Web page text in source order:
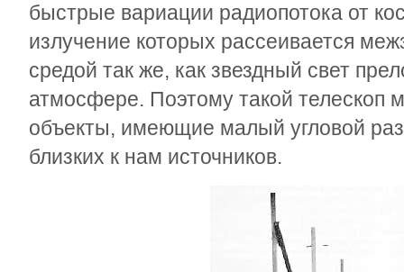
быстрые вариации радиопотока от
излучение которых рассеивается
средой так же, как звездный свет
атмосфере. Поэтому такой телескоп
объекты, имеющие малый угловой
близких к нам источников.